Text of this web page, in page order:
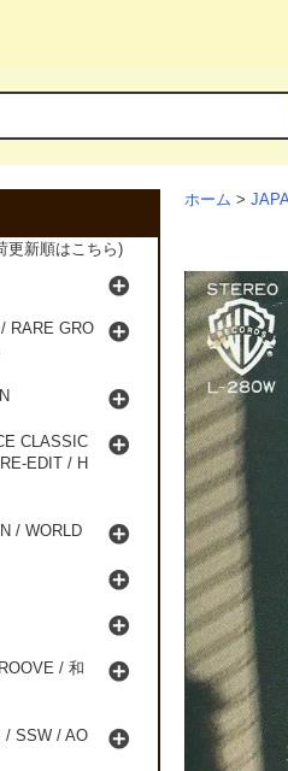
ホーム >
更新順はこちら)
RARE GRO
CLASSIC
EDIT / H
/ WORLD
/ 和
/ SSW / AO